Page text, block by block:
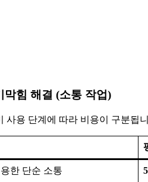
막힘 해결 (소통 작업)
사용 단계에 따라 비용이 구분됩
한 단순 소통